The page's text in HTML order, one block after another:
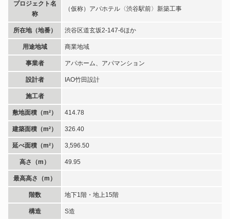
プロジェクト名
称
（仮称）アパホテル〈渋谷駅前〉新築工事
所在地（地番） 渋谷区道玄坂2-147-6ほか
用途地域 商業地域
事業者 アパホーム、アパマンション
設計者 IAO竹田設計
施工者
敷地面積（m²） 414.78
建築面積（m²） 326.40
延べ面積（m²） 3,596.50
高さ（m） 49.95
最高高さ（m）
階数 地下1階・地上15階
構造 S造